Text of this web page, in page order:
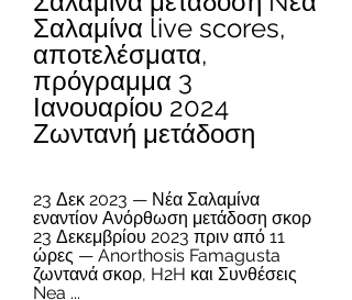
Σαλαμίνα live scores,
αποτελέσματα,
πρόγραμμα 3
Ιανουαρίου 2024
Ζωντανή μετάδοση
23 Δεκ 2023 — Νέα Σαλαμίνα
εναντίον Ανόρθωση μετάδοση σκορ
23 Δεκεμβρίου 2023 πριν από 11
ώρες — Anorthosis Famagusta
ζωντανά σκορ, H2H και Συνθέσεις
Nea ...